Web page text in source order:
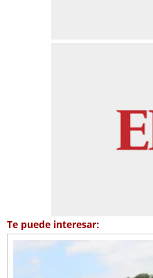
Te puede interesar: